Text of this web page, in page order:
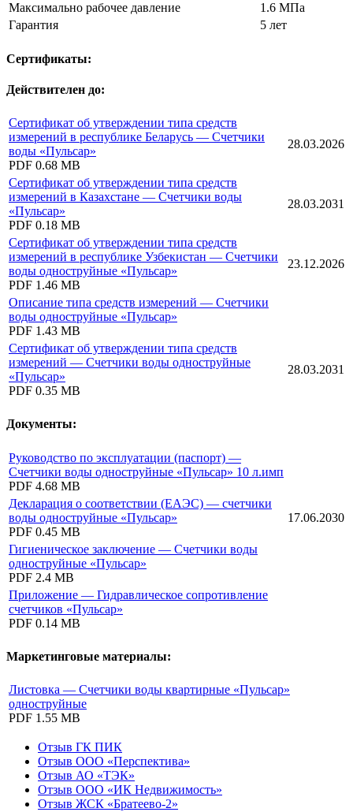
Максимально рабочее давление
1.6 МПа
Гарантия
5 лет
Сертификаты:
Действителен до:
Сертификат об утверждении типа средств
измерений в республике Беларусь — Счетчики
воды «Пульсар»
PDF 0.68 MB
28.03.2026
Сертификат об утверждении типа средств
измерений в Казахстане — Счетчики воды
«Пульсар»
PDF 0.18 MB
28.03.2031
Сертификат об утверждении типа средств
измерений в республике Узбекистан — Счетчики
воды одноструйные «Пульсар»
PDF 1.46 MB
23.12.2026
Описание типа средств измерений — Счетчики
воды одноструйные «Пульсар»
PDF 1.43 MB
Сертификат об утверждении типа средств
измерений — Счетчики воды одноструйные
«Пульсар»
PDF 0.35 MB
28.03.2031
Документы:
Руководство по эксплуатации (паспорт) —
Счетчики воды одноструйные «Пульсар» 10 л.имп
PDF 4.68 MB
Декларация о соответствии (ЕАЭС) — счетчики
воды одноструйные «Пульсар»
PDF 0.45 MB
17.06.2030
Гигиеническое заключение — Счетчики воды
одноструйные «Пульсар»
PDF 2.4 MB
Приложение — Гидравлическое сопротивление
счетчиков «Пульсар»
PDF 0.14 MB
Маркетинговые материалы:
Листовка — Счетчики воды квартирные «Пульсар»
одноструйные
PDF 1.55 MB
Отзыв ГК ПИК
Отзыв ООО «Перспектива»
Отзыв АО «ТЭК»
Отзыв ООО «ИК Недвижимость»
Отзыв ЖСК «Братеево-2»